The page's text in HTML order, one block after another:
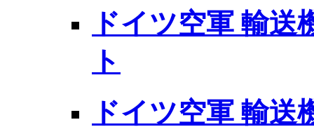
ドイツ空軍 輸送
ト
ドイツ空軍 輸送